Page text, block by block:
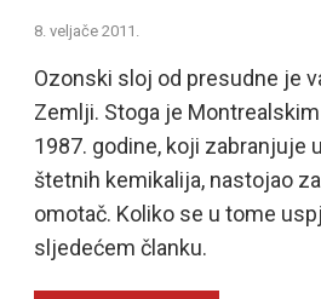
8. veljače 2011.
Ozonski sloj od presudne je
Zemlji. Stoga je
1987. godine, koji zabranjuje
štetnih kemikalija, nastojao
omotač. Koliko se u tome
sljedećem članku.